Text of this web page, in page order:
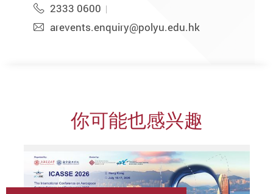
2333 0600
arevents.enquiry@polyu.edu.hk
你可能也感兴趣